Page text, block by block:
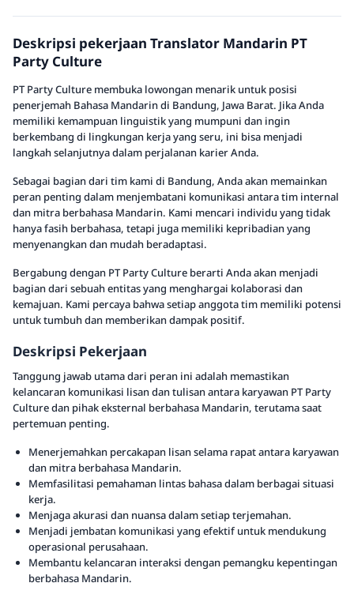
Deskripsi pekerjaan Translator Mandarin PT
Party Culture
PT Party Culture membuka lowongan menarik untuk posisi
penerjemah Bahasa Mandarin di Bandung, Jawa Barat. Jika Anda
memiliki kemampuan linguistik yang mumpuni dan ingin
berkembang di lingkungan kerja yang seru, ini bisa menjadi
langkah selanjutnya dalam perjalanan karier Anda.
Sebagai bagian dari tim kami di Bandung, Anda akan memainkan
peran penting dalam menjembatani komunikasi antara tim internal
dan mitra berbahasa Mandarin. Kami mencari individu yang tidak
hanya fasih berbahasa, tetapi juga memiliki kepribadian yang
menyenangkan dan mudah beradaptasi.
Bergabung dengan PT Party Culture berarti Anda akan menjadi
bagian dari sebuah entitas yang menghargai kolaborasi dan
kemajuan. Kami percaya bahwa setiap anggota tim memiliki potensi
untuk tumbuh dan memberikan dampak positif.
Deskripsi Pekerjaan
Tanggung jawab utama dari peran ini adalah memastikan
kelancaran komunikasi lisan dan tulisan antara karyawan PT Party
Culture dan pihak eksternal berbahasa Mandarin, terutama saat
pertemuan penting.
Menerjemahkan percakapan lisan selama rapat antara karyawan
dan mitra berbahasa Mandarin.
Memfasilitasi pemahaman lintas bahasa dalam berbagai situasi
kerja.
Menjaga akurasi dan nuansa dalam setiap terjemahan.
Menjadi jembatan komunikasi yang efektif untuk mendukung
operasional perusahaan.
Membantu kelancaran interaksi dengan pemangku kepentingan
berbahasa Mandarin.